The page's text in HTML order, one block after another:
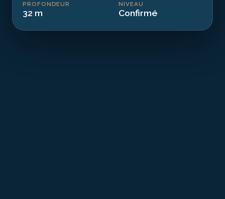
PROFONDEUR
32 m
NIVEAU
Confirmé